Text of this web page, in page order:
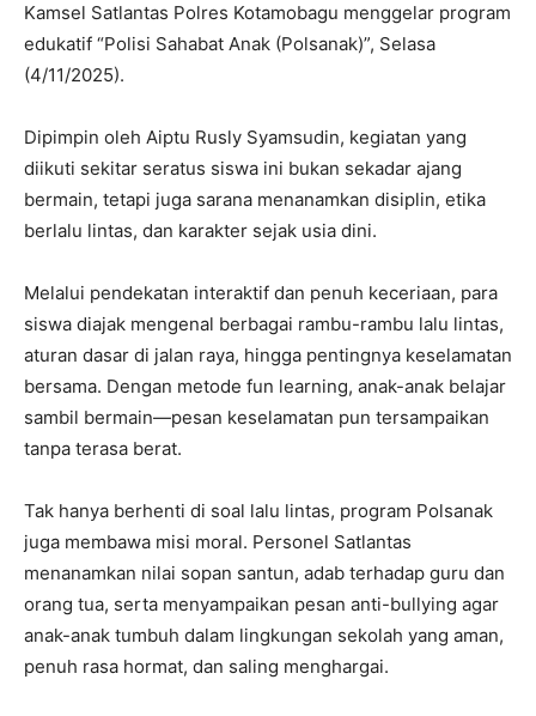
Kamsel Satlantas Polres Kotamobagu menggelar program
edukatif “Polisi Sahabat Anak (Polsanak)”, Selasa
(4/11/2025).
Dipimpin oleh Aiptu Rusly Syamsudin, kegiatan yang
diikuti sekitar seratus siswa ini bukan sekadar ajang
bermain, tetapi juga sarana menanamkan disiplin, etika
berlalu lintas, dan karakter sejak usia dini.
Melalui pendekatan interaktif dan penuh keceriaan, para
siswa diajak mengenal berbagai rambu-rambu lalu lintas,
aturan dasar di jalan raya, hingga pentingnya keselamatan
bersama. Dengan metode fun learning, anak-anak belajar
sambil bermain—pesan keselamatan pun tersampaikan
tanpa terasa berat.
Tak hanya berhenti di soal lalu lintas, program Polsanak
juga membawa misi moral. Personel Satlantas
menanamkan nilai sopan santun, adab terhadap guru dan
orang tua, serta menyampaikan pesan anti-bullying agar
anak-anak tumbuh dalam lingkungan sekolah yang aman,
penuh rasa hormat, dan saling menghargai.